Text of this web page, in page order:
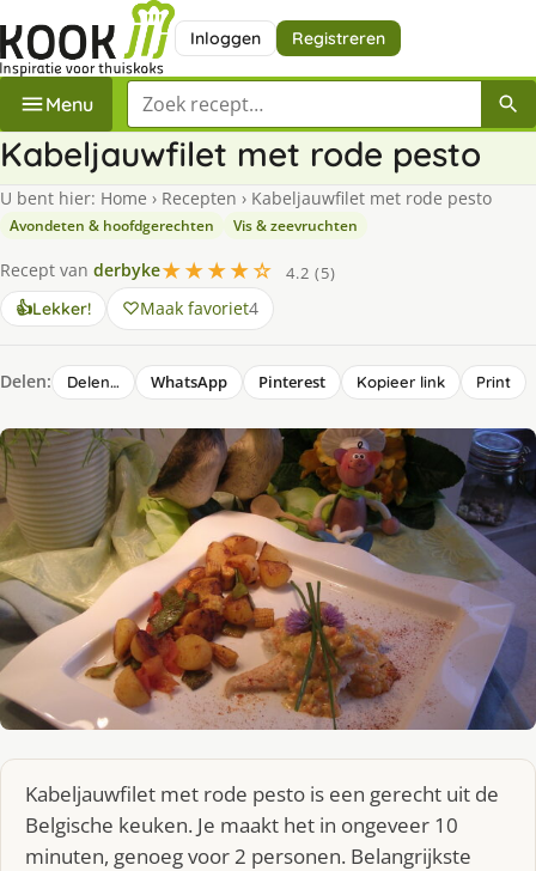
Inloggen Registreren
Menu Zoek een recept
Kabeljauwfilet met rode pesto
U bent hier: Home › Recepten › Kabeljauwfilet met rode pesto
Avondeten & hoofdgerechten Vis & zeevruchten
Recept van derbyke★★★★☆
4.2 (5)
👍Lekker! Maak favoriet4
Delen: Delen… WhatsApp Pinterest Kopieer link Print
Kabeljauwfilet met rode pesto is een gerecht uit de
Belgische keuken. Je maakt het in ongeveer 10
minuten, genoeg voor 2 personen. Belangrijkste